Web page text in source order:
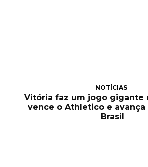
NOTÍCIAS
Vitória faz um jogo gigante
vence o Athletico e avança
Brasil